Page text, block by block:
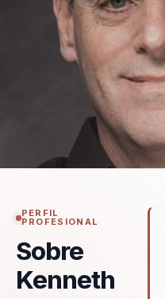
PERFIL
PROFESIONAL
Sobre
Kenneth